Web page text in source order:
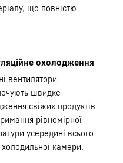
що повністю
охолодження
вентилятори
швидке
свіжих продуктів
рівномірної
усередині всього
камери.